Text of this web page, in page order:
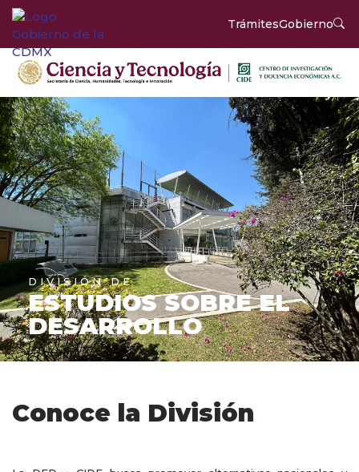
TrámitesGobierno
DIVISIÓN DE
ESTUDIOS SOBRE EL
DESARROLLO
Conoce la División